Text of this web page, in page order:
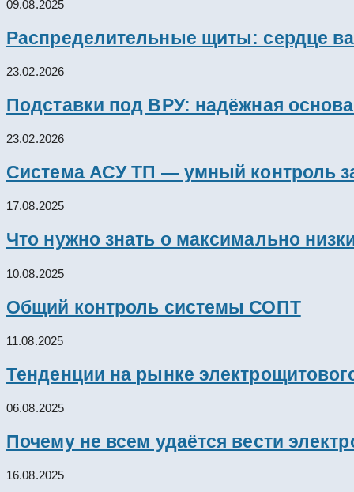
09.08.2025
Распределительные щиты: сердце
23.02.2026
Подставки под ВРУ: надёжная
23.02.2026
Система АСУ ТП — умный контроль
17.08.2025
Что нужно знать о максимально
10.08.2025
Общий контроль системы СОПТ
11.08.2025
Тенденции на рынке
06.08.2025
Почему не всем удаётся вести
16.08.2025